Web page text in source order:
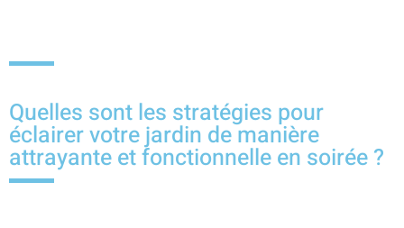
Quelles sont les stratégies pour
éclairer votre jardin de manière
attrayante et fonctionnelle en soirée ?